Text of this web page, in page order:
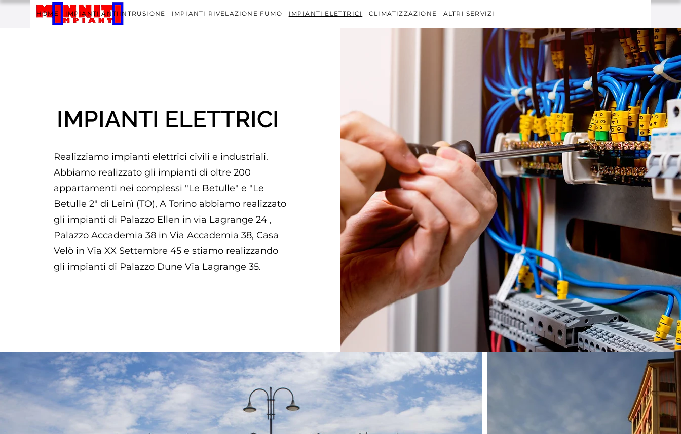
HOME IMPIANTI ANTIINTRUSIONE IMPIANTI RIVELAZIONE FUMO IMPIANTI ELETTRICI CLIMATIZZAZIONE ALTRI SERVIZI
IMPIANTI ELETTRICI
Realizziamo impianti elettrici civili e industriali.
Abbiamo realizzato gli impianti di oltre 200
appartamenti nei complessi "Le Betulle" e "Le
Betulle 2" di Leinì (TO), A Torino abbiamo realizzato
gli impianti di Palazzo Ellen in via Lagrange 24 ,
Palazzo Accademia 38 in Via Accademia 38, Casa
Velò in Via XX Settembre 45 e stiamo realizzando
gli impianti di Palazzo Dune Via Lagrange 35.